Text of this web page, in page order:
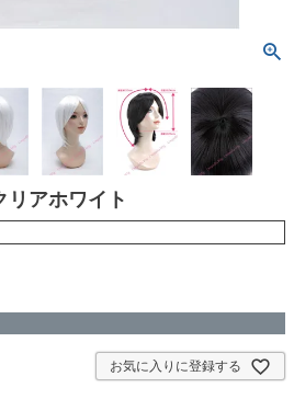
アホワイト
お気に入りに登録する